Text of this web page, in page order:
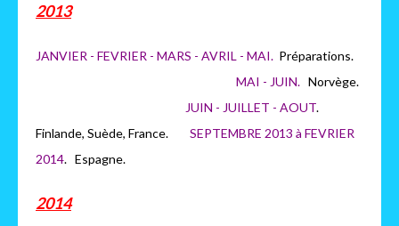
2013
JANVIER - FEVRIER - MARS - AVRIL - MAI. Préparations.
MAI - JUIN. Norvège.
JUIN - JUILLET - AOUT.
Finlande, Suède, France. SEPTEMBRE 2013 à FEVRIER
2014. Espagne.
2014